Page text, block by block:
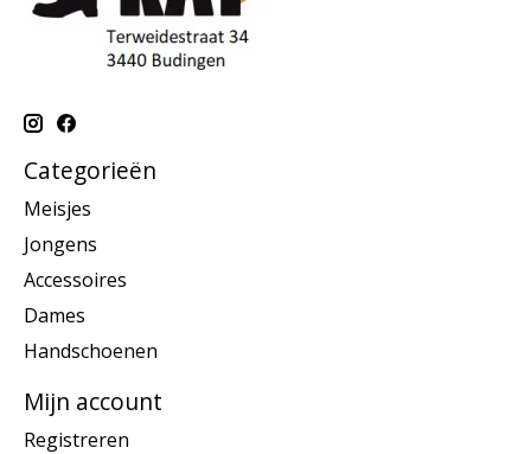
Categorieën
Meisjes
Jongens
Accessoires
Dames
Handschoenen
Mijn account
Registreren